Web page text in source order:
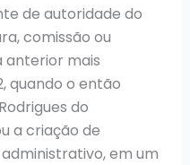
de autoridade do
comissão ou
anterior mais
quando o então
do
a criação de
em um